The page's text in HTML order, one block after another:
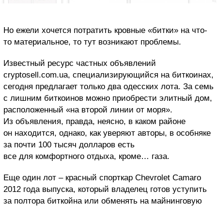
Но ежели хочется потратить кровные «битки» на что-
то материальное, то тут возникают проблемы.
Известный ресурс частных объявлений
cryptosell.com.ua, специализирующийся на биткоинах,
сегодня предлагает только два одесских лота. За семь
с лишним биткоинов можно приобрести элитный дом,
расположенный «на второй линии от моря».
Из объявления, правда, неясно, в каком районе
он находится, однако, как уверяют авторы, в особняке
за почти 100 тысяч долларов есть
все для комфортного отдыха, кроме… газа.
Еще один лот – красный спорткар Chevrolet Camaro
2012 года выпуска, который владелец готов уступить
за полтора биткойна или обменять на майнинговую